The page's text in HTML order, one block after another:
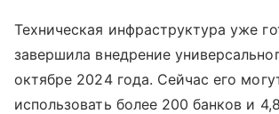
Техническая инфраструктура уже
завершила внедрение
октябре 2024 года. Сейчас его
использовать более 200 банков и